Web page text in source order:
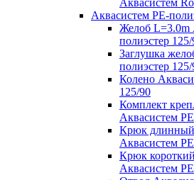
Аквасистем
Аквасистем PE-
Желоб L=3.0m
полиэстер
Заглушка
полиэстер
Колено
125/90
Комплект
Аквасистем
Крюк
Аквасистем
Крюк
Аквасистем